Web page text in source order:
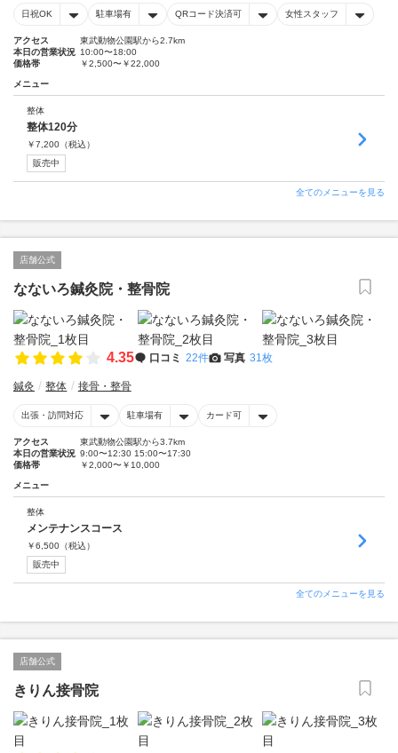
日祝OK 駐車場有 QRコード決済可 女性スタッフ
アクセス
東武動物公園駅から2.7km
本日の営業状況 10:00〜18:00
価格帯
￥2,500〜￥22,000
メニュー
整体
整体120分
￥7,200 （税込）
販売中
全てのメニューを見る
店舗公式
なないろ鍼灸院・整骨院
4.35 口コミ 22件 写真 31枚
鍼灸 整体 接骨・整骨
出張・訪問対応 駐車場有 カード可
アクセス
東武動物公園駅から3.7km
本日の営業状況 9:00〜12:30 15:00〜17:30
価格帯
￥2,000〜￥10,000
メニュー
整体
メンテナンスコース
￥6,500 （税込）
販売中
全てのメニューを見る
店舗公式
きりん接骨院